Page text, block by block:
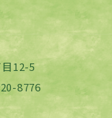
12-5
8776